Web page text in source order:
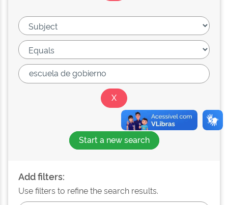
Start a new search
Add filters:
Use filters to refine the search results.